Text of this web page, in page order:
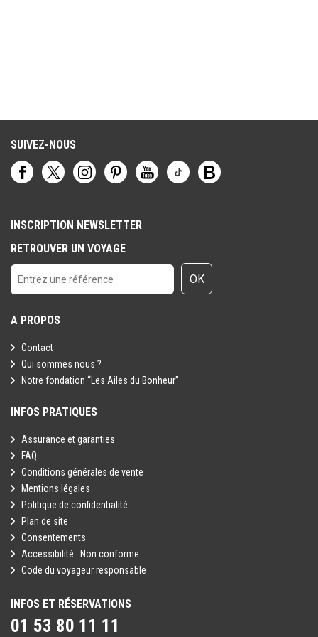
SUIVEZ-NOUS
INSCRIPTION NEWSLETTER
RETROUVER UN VOYAGE
OK
A PROPOS
Contact
Qui sommes nous ?
Notre fondation “Les Ailes du Bonheur”
INFOS PRATIQUES
Assurance et garanties
FAQ
Conditions générales de vente
Mentions légales
Politique de confidentialité
Plan de site
Consentements
Accessibilité : Non conforme
Code du voyageur responsable
INFOS ET RÉSERVATIONS
01 53 80 11 11